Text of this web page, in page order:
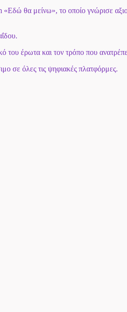
θα μείνω», το οποίο γνώρισε
έρωτα και τον τρόπο που
σε όλες τις ψηφιακές πλατφόρμες.